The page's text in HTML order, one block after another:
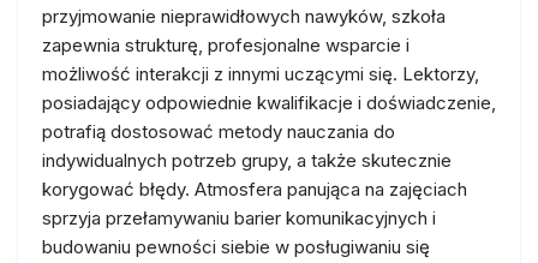
przyjmowanie nieprawidłowych nawyków, szkoła
zapewnia strukturę, profesjonalne wsparcie i
możliwość interakcji z innymi uczącymi się. Lektorzy,
posiadający odpowiednie kwalifikacje i doświadczenie,
potrafią dostosować metody nauczania do
indywidualnych potrzeb grupy, a także skutecznie
korygować błędy. Atmosfera panująca na zajęciach
sprzyja przełamywaniu barier komunikacyjnych i
budowaniu pewności siebie w posługiwaniu się